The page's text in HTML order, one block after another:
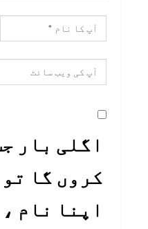
اگلی بار
کروں گا
اپنا نام